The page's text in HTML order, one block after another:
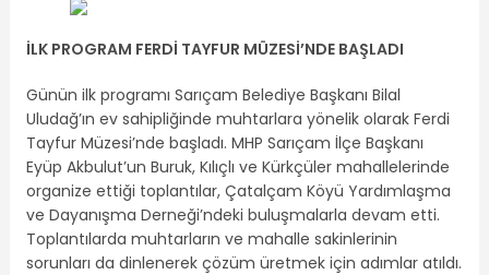
İLK PROGRAM FERDİ TAYFUR MÜZESİ’NDE BAŞLADI
Günün ilk programı Sarıçam Belediye Başkanı Bilal
Uludağ’ın ev sahipliğinde muhtarlara yönelik olarak Ferdi
Tayfur Müzesi’nde başladı. MHP Sarıçam İlçe Başkanı
Eyüp Akbulut’un Buruk, Kılıçlı ve Kürkçüler mahallelerinde
organize ettiği toplantılar, Çatalçam Köyü Yardımlaşma
ve Dayanışma Derneği’ndeki buluşmalarla devam etti.
Toplantılarda muhtarların ve mahalle sakinlerinin
sorunları da dinlenerek çözüm üretmek için adımlar atıldı.